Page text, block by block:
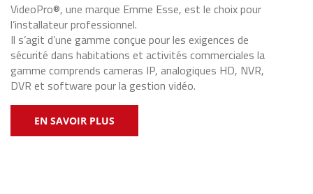
VideoPro®, une marque Emme Esse, est le choix pour
l’installateur professionnel.
Il s’agit d’une gamme conçue pour les exigences de
sécurité dans habitations et activités commerciales la
gamme comprends cameras IP, analogiques HD, NVR,
DVR et software pour la gestion vidéo.
EN SAVOIR PLUS